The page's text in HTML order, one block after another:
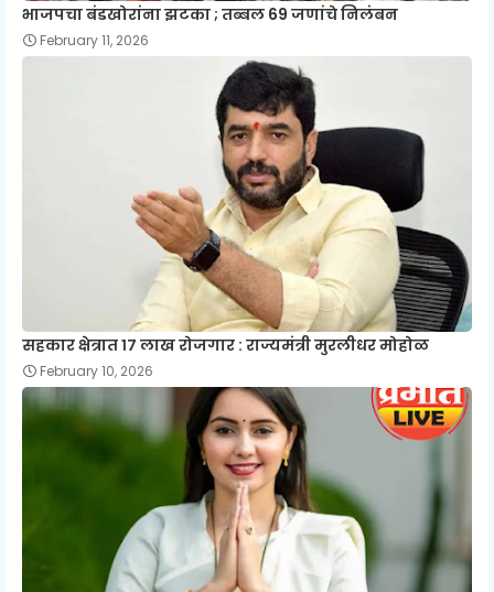
भाजपचा बंडखोरांना झटका ; तब्बल 69 जणांचे निलंबन
February 11, 2026
सहकार क्षेत्रात १७ लाख रोजगार : राज्यमंत्री मुरलीधर मोहोळ
February 10, 2026